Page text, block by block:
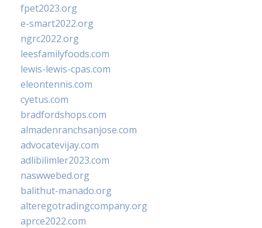
fpet2023.org
e-smart2022.org
ngrc2022.org
leesfamilyfoods.com
lewis-lewis-cpas.com
eleontennis.com
cyetus.com
bradfordshops.com
almadenranchsanjose.com
advocatevijay.com
adlibilimler2023.com
naswwebed.org
balithut-manado.org
alteregotradingcompany.org
aprce2022.com